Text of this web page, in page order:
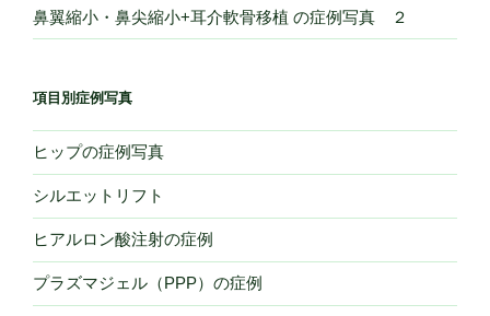
＋
鼻
介
軟
骨
挿
入
６”
の
鼻翼縮小・鼻尖縮小+耳介軟骨移植 の症例写真 ２
項目別症例写真
ヒップの症例写真
シルエットリフト
ヒアルロン酸注射の症例
プラズマジェル（PPP）の症例